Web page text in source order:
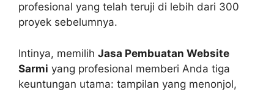
profesional yang telah teruji di lebih dari 300
proyek sebelumnya.
Intinya, memilih Jasa Pembuatan Website
Sarmi yang profesional memberi Anda tiga
keuntungan utama: tampilan yang menonjol,